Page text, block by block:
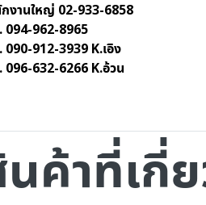
งานใหญ่ 02-933-6858
094-962-8965
090-912-3939 K.เอิง
096-632-6266 K.อ้วน
ค้าที่เกี่